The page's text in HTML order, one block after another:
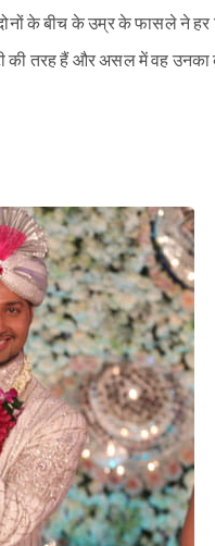
के बीच के उम्र के फासले ने हर
की तरह हैं और असल में वह उनका